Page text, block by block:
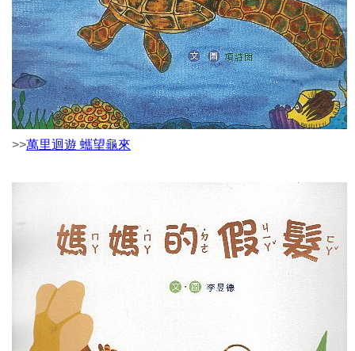
>>萬里迴遊 蠵望龜來